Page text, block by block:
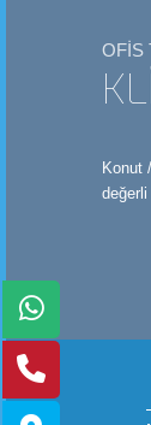
OFİS
Konut